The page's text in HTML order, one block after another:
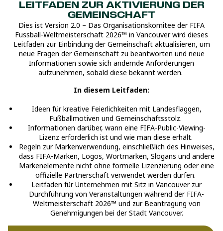
LEITFADEN ZUR AKTIVIERUNG DER
GEMEINSCHAFT
Dies ist Version 2.0 – Das Organisationskomitee der FIFA
Fussball-Weltmeisterschaft 2026™ in Vancouver wird dieses
Leitfaden zur Einbindung der Gemeinschaft aktualisieren, um
neue Fragen der Gemeinschaft zu beantworten und neue
Informationen sowie sich ändernde Anforderungen
aufzunehmen, sobald diese bekannt werden.
In diesem Leitfaden:
Ideen für kreative Feierlichkeiten mit Landesflaggen,
Fußballmotiven und Gemeinschaftsstolz.
Informationen darüber, wann eine FIFA-Public-Viewing-
Lizenz erforderlich ist und wie man diese erhält.
Regeln zur Markenverwendung, einschließlich des Hinweises,
dass FIFA-Marken, Logos, Wortmarken, Slogans und andere
Markenelemente nicht ohne formelle Lizenzierung oder eine
offizielle Partnerschaft verwendet werden dürfen.
Leitfaden für Unternehmen mit Sitz in Vancouver zur
Durchführung von Veranstaltungen während der FIFA-
Weltmeisterschaft 2026™ und zur Beantragung von
Genehmigungen bei der Stadt Vancouver.